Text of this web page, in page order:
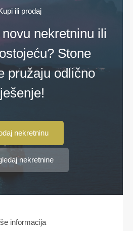
ili prodaj
nekretninu ili
Stone
pružaju odlično
nekretninu
nekretnine
informacija